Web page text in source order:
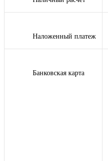
Наложенный платеж
Банковская карта